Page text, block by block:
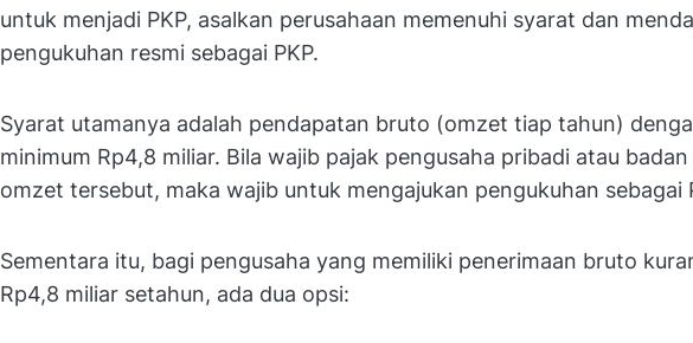
untuk menjadi PKP, asalkan perusahaan memenuhi syarat dan
pengukuhan resmi sebagai PKP.
Syarat utamanya adalah pendapatan bruto (omzet tiap tahun)
minimum Rp4,8 miliar. Bila wajib pajak pengusaha pribadi atau
omzet tersebut, maka wajib untuk mengajukan pengukuhan sebagai
Sementara itu, bagi pengusaha yang memiliki penerimaan bruto
Rp4,8 miliar setahun, ada dua opsi: